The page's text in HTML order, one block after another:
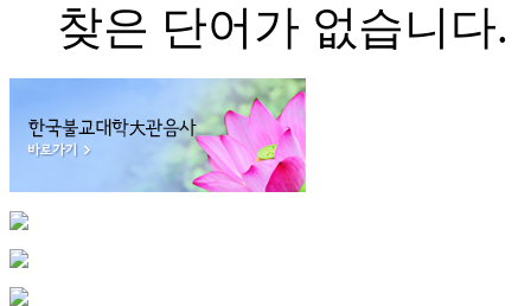
찾은 단어가 없습니다.